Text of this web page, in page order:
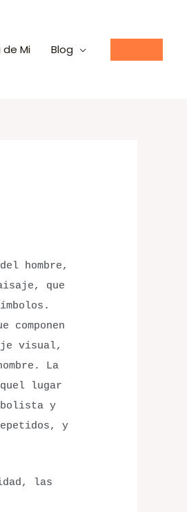
Mi Blog
hombre,
que
visual,
La
lugar
y
y
las